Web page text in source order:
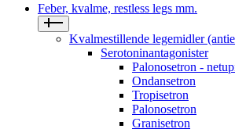
Feber, kvalme, restless legs mm.
Kvalmestillende legemidler
Serotoninantagonister
Palonosetron -
Ondansetron
Tropisetron
Palonosetron
Granisetron